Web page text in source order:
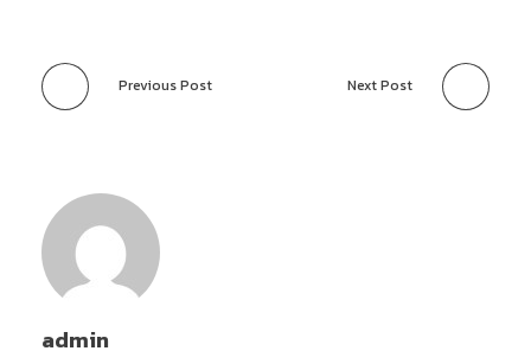
Previous Post Next Post
admin